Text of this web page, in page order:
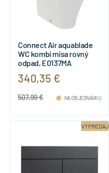
Connect Air aquablade
WC kombi misa rovný
odpad, E0137MA
340,35 €
507,99 € NA OBJEDNÁVKU
VÝPREDAJ